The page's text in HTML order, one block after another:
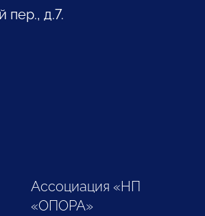
пер., д.7.
Ассоциация «НП
«ОПОРА»